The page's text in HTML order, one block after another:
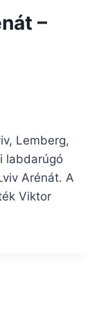
–
Lemberg,
labdarúgó
Arénát. A
Viktor